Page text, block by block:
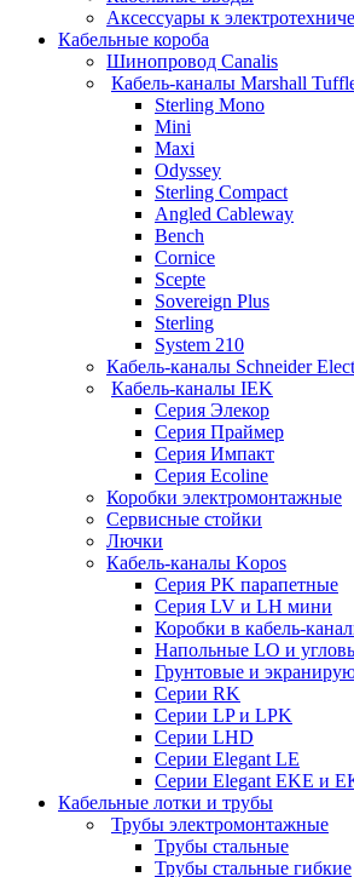
Аксессуары к
Кабельные короба
Шинопровод Canalis
Кабель-каналы Marshall
Sterling Mono
Mini
Maxi
Odyssey
Sterling Compact
Angled Cableway
Bench
Cornice
Scepte
Sovereign Plus
Sterling
System 210
Кабель-каналы Schneider
Кабель-каналы IEK
Серия Элекор
Серия Праймер
Серия Импакт
Серия Ecoline
Коробки электромонтажные
Сервисные стойки
Лючки
Кабель-каналы Kopos
Серия PK парапетные
Серия LV и LH мини
Коробки в кабель-
Напольные LO и
Грунтовые и
Серии RK
Серии LP и LPK
Серии LHD
Серии Elegant LE
Серии Elegant EKE и
Кабельные лотки и трубы
Трубы электромонтажные
Трубы стальные
Трубы стальные гибкие